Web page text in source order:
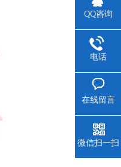
QQ咨询
电话
在线留言
微信扫一扫